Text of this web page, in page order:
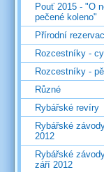
Pouť 2015 - "O
pečené koleno"
Přírodní
Rozcestníky -
Rozcestníky -
Různé
Rybářské revíry
Rybářské
2012
Rybářské
září 2012